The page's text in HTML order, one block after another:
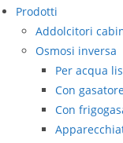
Prodotti
Addolcitori
Osmosi inversa
Per acqua
Con
Con